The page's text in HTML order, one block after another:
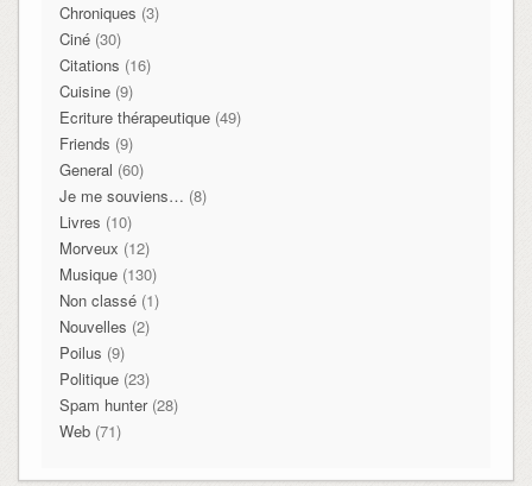
Chroniques (3)
Ciné(30)
Citations (16)
Cuisine(9)
Ecriture thérapeutique(49)
Friends (9)
General (60)
Je me souviens… (8)
Livres (10)
Morveux (12)
Musique(130)
Non classé(1)
Nouvelles (2)
Poilus (9)
Politique(23)
Spam hunter(28)
Web(71)